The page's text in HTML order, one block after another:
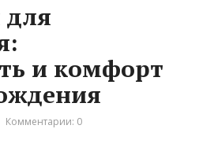
и комфорт
Комментарии: 0